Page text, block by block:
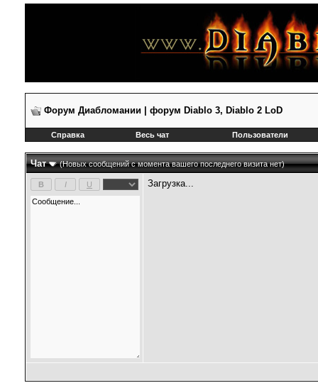
Форум Диабломании | форум Diablo 3, Diablo 2 LoD
Справка Весь чат Пользователи
Чат (Новых сообщений с момента вашего последнего визита нет)
Загрузка...